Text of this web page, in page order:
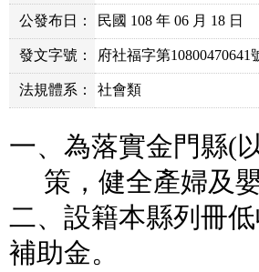
公發布日： 民國 108 年 06 月 18 日
發文字號： 府社福字第10800470641
法規體系： 社會類
一、為落實金門縣(
策，健全產婦及
二、設籍本縣列冊
補助金。